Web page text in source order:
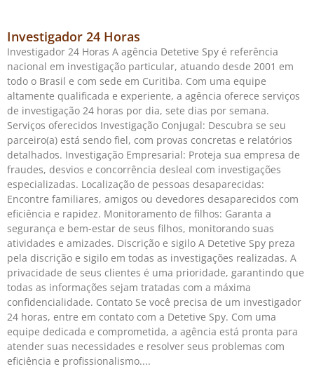
Investigador 24 Horas
Investigador 24 Horas A agência Detetive Spy é referência
nacional em investigação particular, atuando desde 2001 em
todo o Brasil e com sede em Curitiba. Com uma equipe
altamente qualificada e experiente, a agência oferece serviços
de investigação 24 horas por dia, sete dias por semana.
Serviços oferecidos Investigação Conjugal: Descubra se seu
parceiro(a) está sendo fiel, com provas concretas e relatórios
detalhados. Investigação Empresarial: Proteja sua empresa de
fraudes, desvios e concorrência desleal com investigações
especializadas. Localização de pessoas desaparecidas:
Encontre familiares, amigos ou devedores desaparecidos com
eficiência e rapidez. Monitoramento de filhos: Garanta a
segurança e bem-estar de seus filhos, monitorando suas
atividades e amizades. Discrição e sigilo A Detetive Spy preza
pela discrição e sigilo em todas as investigações realizadas. A
privacidade de seus clientes é uma prioridade, garantindo que
todas as informações sejam tratadas com a máxima
confidencialidade. Contato Se você precisa de um investigador
24 horas, entre em contato com a Detetive Spy. Com uma
equipe dedicada e comprometida, a agência está pronta para
atender suas necessidades e resolver seus problemas com
eficiência e profissionalismo.